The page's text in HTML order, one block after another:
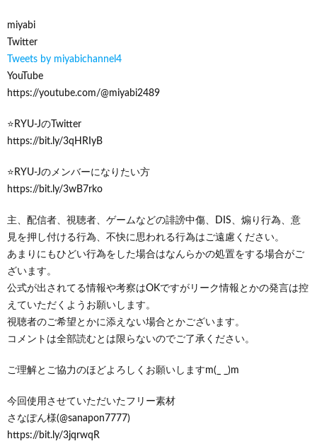
miyabi
Twitter
Tweets by miyabichannel4
YouTube
https://youtube.com/@miyabi2489
⭐️RYU-JのTwitter
https://bit.ly/3qHRIyB
⭐️RYU-Jのメンバーになりたい方
https://bit.ly/3wB7rko
主、配信者、視聴者、ゲームなどの誹謗中傷、DIS、煽り行為、意
見を押し付ける行為、不快に思われる行為はご遠慮ください。
あまりにもひどい行為をした場合はなんらかの処置をする場合がご
ざいます。
公式が出されてる情報や考察はOKですがリーク情報とかの発言は控
えていただくようお願いします。
視聴者のご希望とかに添えない場合とかございます。
コメントは全部読むとは限らないのでご了承ください。
ご理解とご協力のほどよろしくお願いしますm(_ _)m
今回使用させていただいたフリー素材
さなぽん様(@sanapon7777)
https://bit.ly/3jqrwqR